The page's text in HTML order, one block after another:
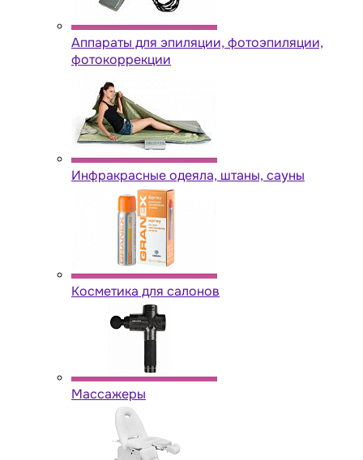
Аппараты для эпиляции, фотоэпиляции,
фотокоррекции
Инфракрасные одеяла, штаны, сауны
Косметика для салонов
Массажеры